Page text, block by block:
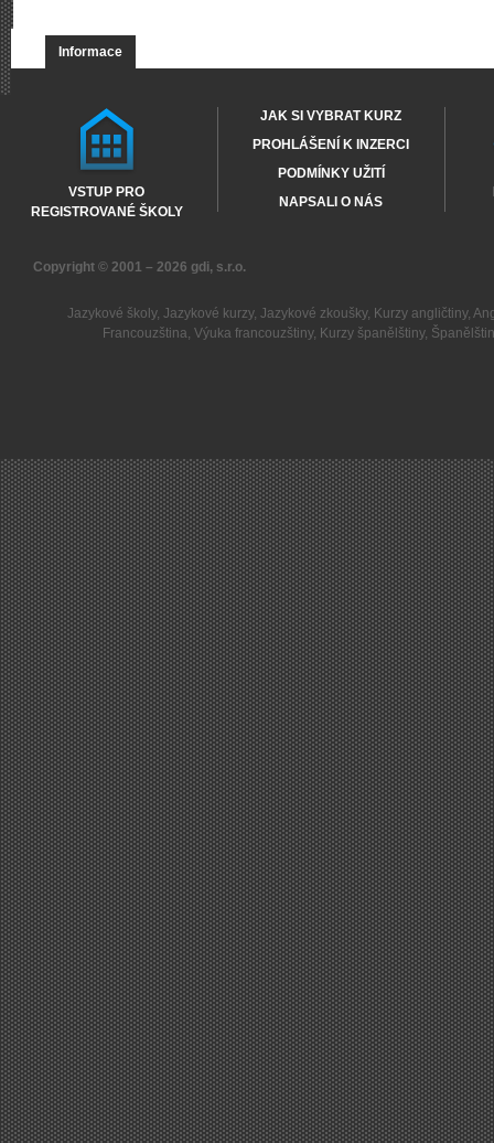
Informace
VSTUP PRO
REGISTROVANÉ ŠKOLY
JAK SI VYBRAT KURZ
PROHLÁŠENÍ K INZERCI
PODMÍNKY UŽITÍ
NAPSALI O NÁS
Copyright © 2001 – 2026 gdi, s.r.o.
Jazykové školy, Jazykové kurzy, Jazykové zkoušky, Kurzy angličtiny,
Francouzština,Výuka francouzštiny, Kurzy španělštiny,